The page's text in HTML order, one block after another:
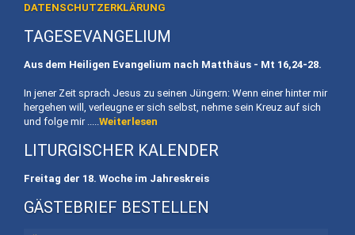
Referenten
Kinder
DATENSCHUTZERKLÄRUNG
TAGESEVANGELIUM
Aus dem Heiligen Evangelium nach Matthäus - Mt 16,24-28.
In jener Zeit sprach Jesus zu seinen Jüngern: Wenn einer hinter mir
hergehen will, verleugne er sich selbst, nehme sein Kreuz auf sich
und folge mir ..... Weiterlesen
LITURGISCHER KALENDER
Freitag der 18. Woche im Jahreskreis
GÄSTEBRIEF BESTELLEN